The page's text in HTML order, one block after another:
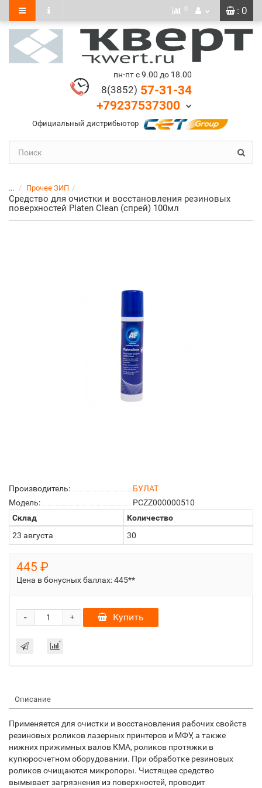
: 0
0
пн-пт с 9.00 до 18.00
8(3852) 57-31-34
+79237537300
Официальный дистрибьютор
... Прочее ЗИП
Средство для очистки и восстановления резиновых
поверхностей Platen Clean (спрей) 100мл
Производитель:
БУЛАТ
Модель:
PCZZ000000510
Склад
Количество
23 августа
30
445 ₽
Цена в бонусных баллах:445**
+
- Купить
Описание
Применяется для очистки и восстановления рабочих свойств
резиновых роликов лазерных принтеров и МФУ, а также
нижних прижимных валов КМА, роликов протяжки в
купюросчетном оборудовании. При обработке резиновых
роликов очищаются микропоры. Чистящее средство
вымывает загрязнения из поверхностей, проводит